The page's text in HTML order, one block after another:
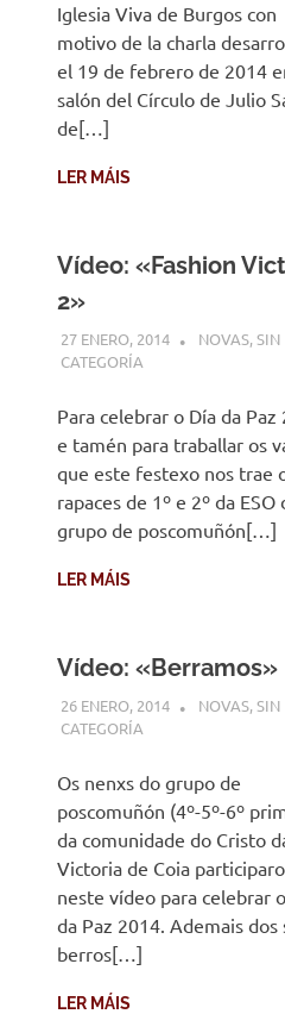
Iglesia Viva de Burgos con
motivo de la charla
el 19 de febrero de 2014
salón del Círculo de Julio
de[…]
LER MÁIS
Vídeo: «Fashion
2»
27 ENERO, 2014 DESARROLLO
NOVAS,SIN
CATEGORÍA
Para celebrar o Día da Paz
e tamén para traballar os
que este festexo nos trae
rapaces de 1º e 2º da ESO
grupo de poscomuñón[…]
LER MÁIS
Vídeo: «Berramos»
26 ENERO, 2014 DESARROLLO
NOVAS,SIN
CATEGORÍA
Os nenxs do grupo de
poscomuñón (4º-5º-6º
da comunidade do Cristo
Victoria de Coia
neste vídeo para celebrar
da Paz 2014. Ademais dos
berros[…]
LER MÁIS